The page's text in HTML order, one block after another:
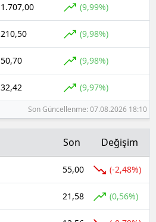
1.707,00 (9,99%)
210,50 (9,98%)
50,70 (9,98%)
32,42 (9,97%)
Son Güncellenme: 07.08.2026 18:10
Son Değişim
55,00 (-2,48%)
21,58 (0,56%)